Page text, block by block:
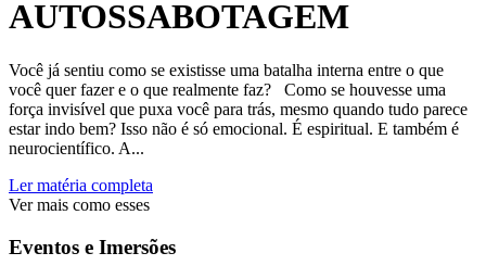
AUTOSSABOTAGEM
Você já sentiu como se existisse uma batalha interna entre o que
você quer fazer e o que realmente faz? Como se houvesse uma
força invisível que puxa você para trás, mesmo quando tudo parece
estar indo bem? Isso não é só emocional. É espiritual. E também é
neurocientífico. A...
Ler matéria completa
Ver mais como esses
Eventos e Imersões